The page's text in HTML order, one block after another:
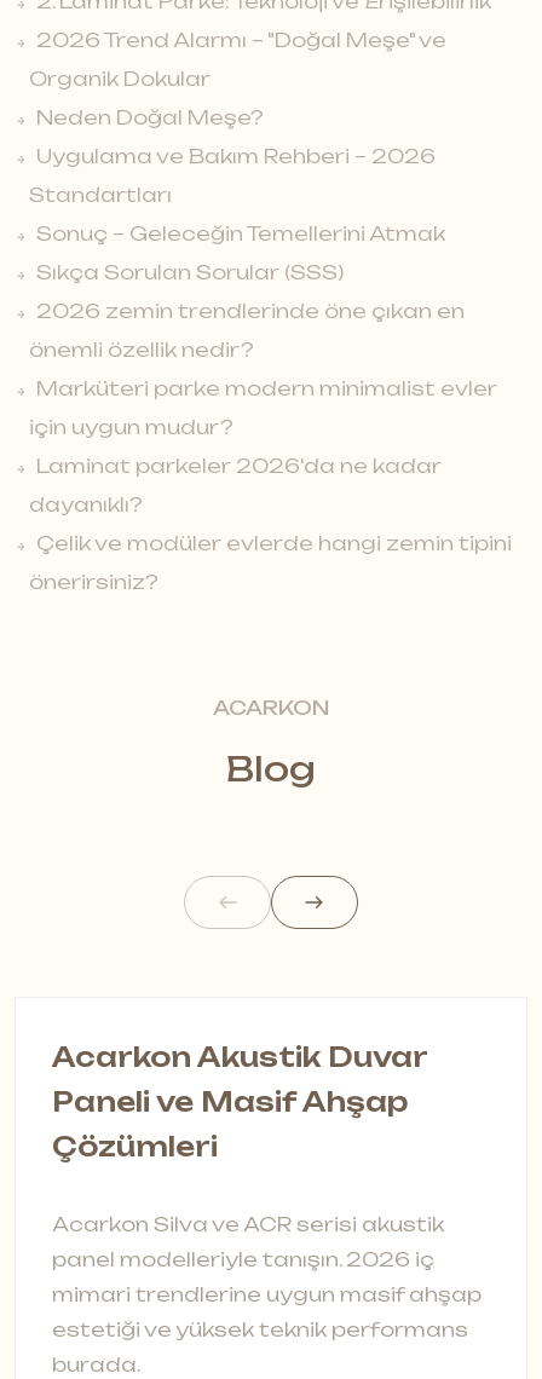
2026 Trend Alarmı – "Doğal Meşe" ve
Organik Dokular
Neden Doğal Meşe?
Uygulama ve Bakım Rehberi – 2026
Standartları
Sonuç – Geleceğin Temellerini Atmak
Sıkça Sorulan Sorular (SSS)
2026 zemin trendlerinde öne çıkan en
önemli özellik nedir?
Marküteri parke modern minimalist evler
için uygun mudur?
Laminat parkeler 2026'da ne kadar
dayanıklı?
Çelik ve modüler evlerde hangi zemin tipini
önerirsiniz?
ACARKON
Blog
Acarkon Akustik Duvar
Paneli ve Masif Ahşap
Çözümleri
Acarkon Silva ve ACR serisi akustik
panel modelleriyle tanışın. 2026 iç
mimari trendlerine uygun masif ahşap
estetiği ve yüksek teknik performans
burada.